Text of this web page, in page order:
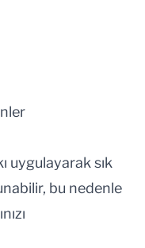
uygulayarak sık
bu nedenle